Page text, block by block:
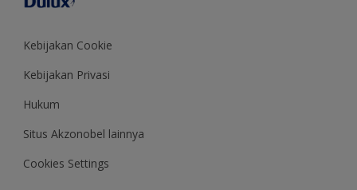
Colour of the Year
Kebijakan Cookie
Kebijakan Privasi
Hukum
Situs Akzonobel lainnya
Cookies Settings